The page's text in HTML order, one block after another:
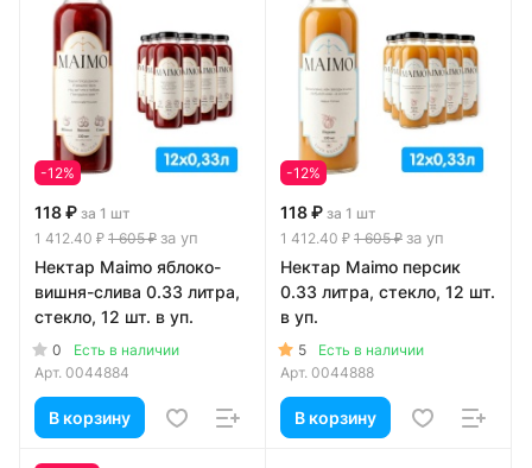
-12%
118 ₽ за 1 шт
1 412.40 ₽ 1 605 ₽ за уп
Нектар Maimo яблоко-
вишня-слива 0.33 литра,
стекло, 12 шт. в уп.
0
Есть в наличии
Арт. 0044884
В корзину
-12%
118 ₽ за 1 шт
1 412.40 ₽ 1 605 ₽ за уп
Нектар Maimo персик
0.33 литра, стекло, 12 шт.
в уп.
5
Есть в наличии
Арт. 0044888
В корзину